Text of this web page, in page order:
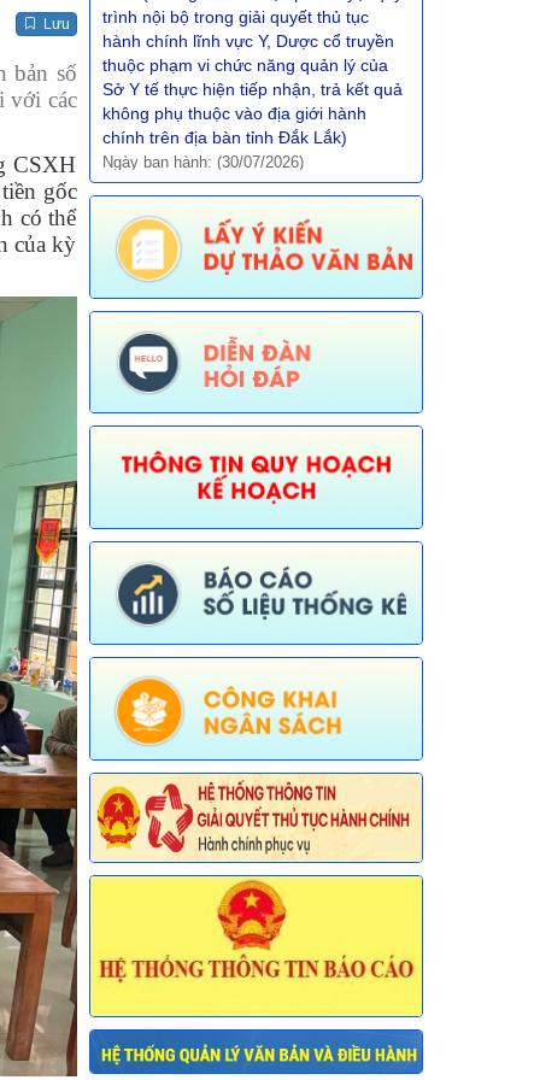
Lưu
bản số
với các
CSXH
gốc
có thể
của kỳ
thuộc phạm vi chức năng quản lý của
Sở Y tế thực hiện tiếp nhận, trả kết quả
không phụ thuộc vào địa giới hành
chính trên địa bàn tỉnh Đắk Lắk)
Ngày ban hành: (30/07/2026)
Số:672/TB-UBND
Tên: (Thôg báo về việc phê duyệt quy
trình nội bộ giải quyết TTHC trong lĩnh
vực Thông tin, báo chí nước ngoài tại
Việt Nam thuộc phạm vi chức năng
quản lý nhà nước của Văn phòng UBND
không phụ thuộc vào ĐGHC)
Ngày ban hành: (30/07/2026)
Số: 673/TB-UBND
mục thủ tục hành chính được sửa đổi,
bổ sung trong lĩnh vực Phát thanh
truyền hình và thông tin điện tử thuộc
phạm vi chức năng quản lý của Sở Văn
hóa, Thể thao và Du lịch)
Số:674/TB-UBND
Tên:(Thông báo về việc công bố Danh
mục thủ tục hành chính được sửa đổi,
đường thủy nội địa thuộc phạm vi chức
năng quản lý của Sở Xây dựng)
Ngày ban hành: (30/07/2026)
Số:675/TB-UBND
Tên: (Thông báo về việc công bố Danh
mục thủ tục hành chính bị bãi bỏ trong
lĩnh vực nông nghiệp thuộc phạm vi
chức năng quản lý của Sở Nông nghiệp
Ngày ban hành: (30/07/2026)
Số:676/TB-UBND
tục hành chính nội bộ được sửa đổi, bổ
thuộc phạm vi chức năng quản lý của